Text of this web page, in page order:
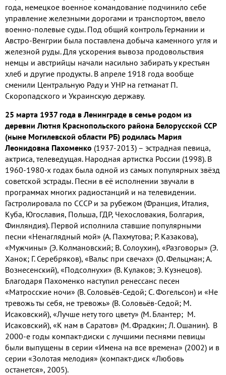
года, немецкое военное командование подчинило себе
управление железными дорогами и транспортом, ввело
военно-полевые суды. Под общий контроль Германии и
Австро-Венгрии была поставлена добыча каменного угля и
железной руды. Для ускорения вывоза продовольствия
немцы и австрийцы начали насильно забирать у крестьян
хлеб и другие продукты. В апреле 1918 года вообще
сменили Центральную Раду и УНР на гетманат П.
Скоропадского и Украинскую державу.
25 марта 1937 года в Ленинграде в семье родом из
деревни Лютня Краснопольского района Белорусской ССР
(ныне Могилевской области РБ) родилась Мария
Леонидовна Пахоменко (1937-2013) – эстрадная певица,
актриса, телеведущая. Народная артистка России (1998). В
1960-1980-х годах была одной из самых популярных звёзд
советской эстрады. Песни в её исполнении звучали в
программах многих радиостанций и на телевидении.
Гастролировала по СССР и за рубежом (Франция, Италия,
Куба, Югославия, Польша, ГДР, Чехословакия, Болгария,
Финляндия). Первой исполнила ставшие популярными
песни «Ненаглядный мой» (А. Пахмутова; Р. Казакова),
«Мужчины» (Э. Колмановский; В. Солоухин), «Разговоры» (Э.
Ханок; Г. Серебряков), «Вальс при свечах» (О. Фельцман; А.
Вознесенский), «Подсолнухи» (В. Кулаков; Э. Кузнецов).
Благодаря Пахоменко наступил ренессанс песен
«Матросские ночи» (В. Соловьёв-Седой; С. Фогельсон) и «Не
тревожь ты себя, не тревожь» (В. Соловьёв-Седой; М.
Исаковский), «Лучше нету того цвету» (М. Блантер; М.
Исаковский), «К нам в Саратов» (М. Фрадкин; Л. Ошанин). В
2000-е годы компакт-диски с лучшими песнями певицы
были выпущены в серии «Имена на все времена» (2002) и в
серии «Золотая мелодия» (компакт-диск «Любовь
останется», 2005).